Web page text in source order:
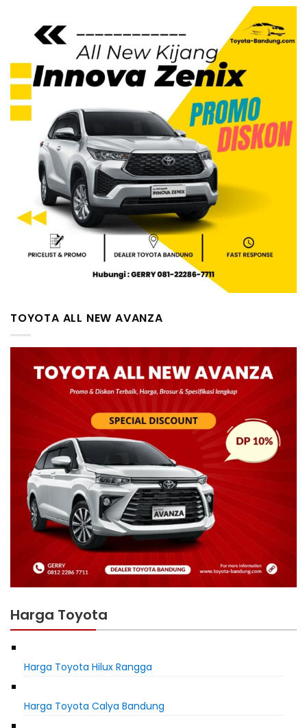
TOYOTA ALL NEW AVANZA
Harga Toyota
Harga Toyota Hilux Rangga
Harga Toyota Calya Bandung